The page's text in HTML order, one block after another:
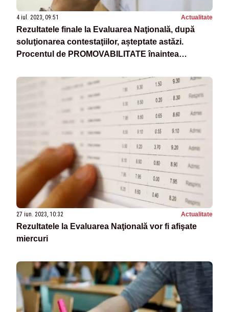
4 iul. 2023, 09:51 Actualitate
Rezultatele finale la Evaluarea Naţională, după
soluţionarea contestaţiilor, așteptate astăzi.
Procentul de PROMOVABILITATE înaintea
27 iun. 2023, 10:32 Actualitate
Rezultatele la Evaluarea Naţională vor fi afişate
miercuri